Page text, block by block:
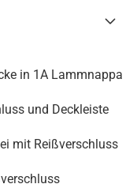
in 1A Lammnappa
und Deckleiste
mit Reißverschluss